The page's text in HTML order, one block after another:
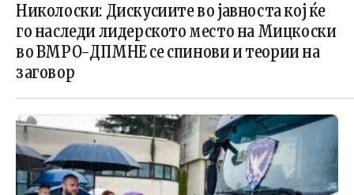
ВНАТРЕПАРТИСКИ ПОДЕЛБИ
Николоски: Дискусиите во јавноста кој ќе
го наследи лидерското место на Мицкоски
во ВМРО-ДПМНЕ се спинови и теории на
заговор